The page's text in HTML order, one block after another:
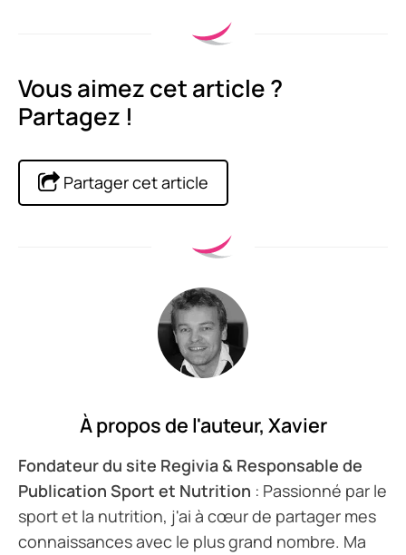
Vous aimez cet article ?
Partagez !
Partager cet article
À propos de l'auteur, Xavier
Fondateur du site Regivia & Responsable de
Publication Sport et Nutrition : Passionné par le
sport et la nutrition, j'ai à cœur de partager mes
connaissances avec le plus grand nombre. Ma